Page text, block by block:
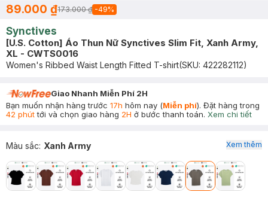
89.000 ₫173.000 ₫ -49%
Synctives
[U.S. Cotton] Áo Thun Nữ Synctives Slim Fit, Xanh Army,
XL - CWTS0016
Women's Ribbed Waist Length Fitted T-shirt(SKU: 422282112)
Giao Nhanh Miễn Phí 2H
Bạn muốn nhận hàng trước 17h hôm nay (Miễn phí). Đặt hàng trong
42 phúttới và chọn giao hàng 2H ở bước thanh toán. Xem chi tiết
Màu sắc: Xanh Army Xem thêm